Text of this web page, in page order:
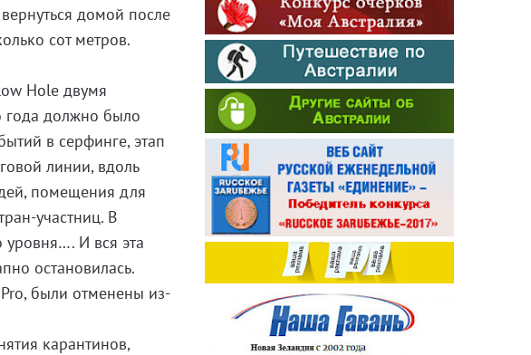
домой после
сот метров.
Hole двумя
года должно было
в серфинге, этап
линии, вдоль
помещения для
участниц. В
И вся эта
остановилась.
были отменены из-
карантинов,